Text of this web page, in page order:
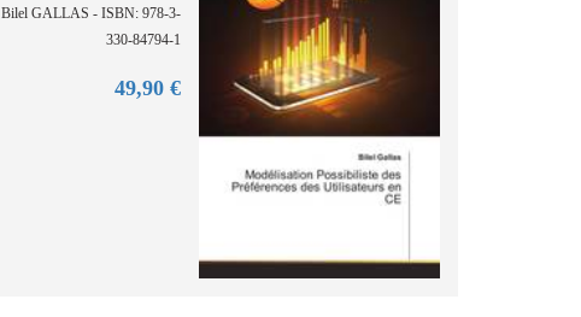
Bilel GALLAS - ISBN: 978-3-
330-84794-1
€ 49,
90